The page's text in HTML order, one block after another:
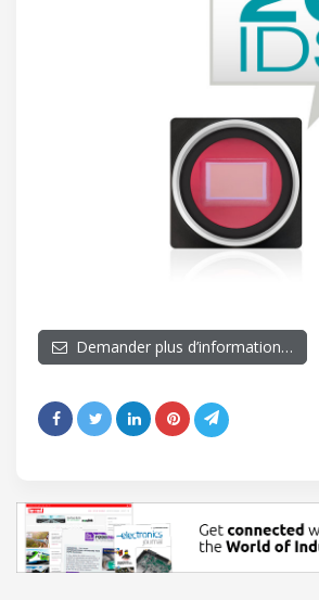
Demander plus d’information…